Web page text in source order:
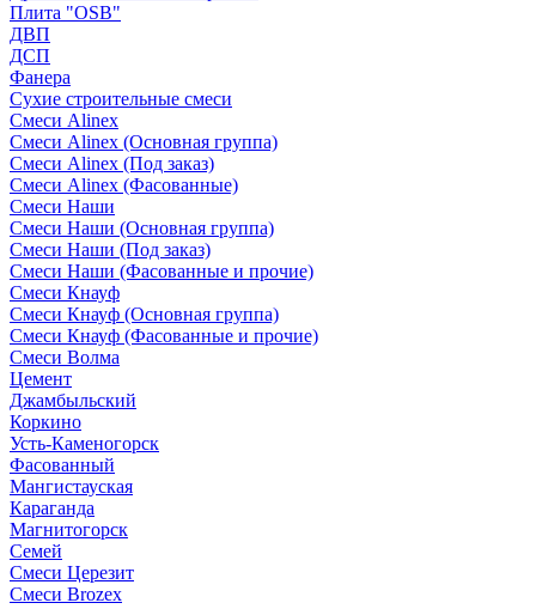
Плита "OSB"
ДВП
ДСП
Фанера
Сухие строительные смеси
Смеси Alinex
Смеси Alinex (Основная группа)
Смеси Alinex (Под заказ)
Смеси Alinex (Фасованные)
Смеси Наши
Смеси Наши (Основная группа)
Смеси Наши (Под заказ)
Смеси Наши (Фасованные и прочие)
Смеси Кнауф
Смеси Кнауф (Основная группа)
Смеси Кнауф (Фасованные и прочие)
Смеси Волма
Цемент
Джамбыльский
Коркино
Усть-Каменогорск
Фасованный
Мангистауская
Караганда
Магнитогорск
Семей
Смеси Церезит
Смеси Brozex